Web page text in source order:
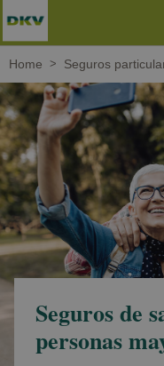
Home Seguros
Seguros de
personas